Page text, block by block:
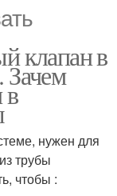
клапан в
Зачем
нужен для
трубы
чтобы :